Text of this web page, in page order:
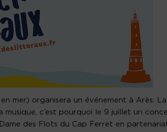
mer) organisera un événement à Arès. La
c’est pourquoi le 9 juillet un
des Flots du Cap Ferret en